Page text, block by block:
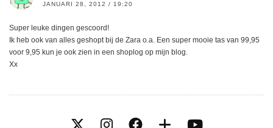
JANUARI 28, 2012 / 19:20
Super leuke dingen gescoord!
Ik heb ook van alles geshopt bij de Zara o.a. Een super mooie tas van 99,95
voor 9,95 kun je ook zien in een shoplog op mijn blog.
Xx